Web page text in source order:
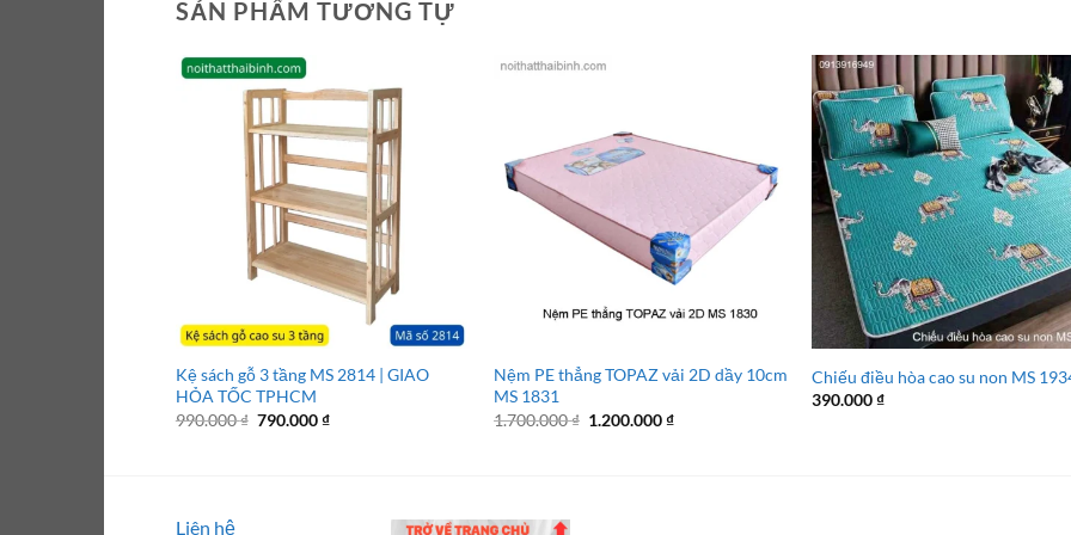
SẢN PHẨM TƯƠNG TỰ
Kệ sách gỗ 3 tầng MS 2814 | GIAO
HỎA TỐC TPHCM
990.000₫ Giá
790.000₫Giá
Nệm PE thẳng TOPAZ vải 2D dầy 10cm
MS 1831
1.700.000₫ Giá
1.200.000₫Giá
Chiếu điều hòa cao su non MS
390.000₫
Liên hệ